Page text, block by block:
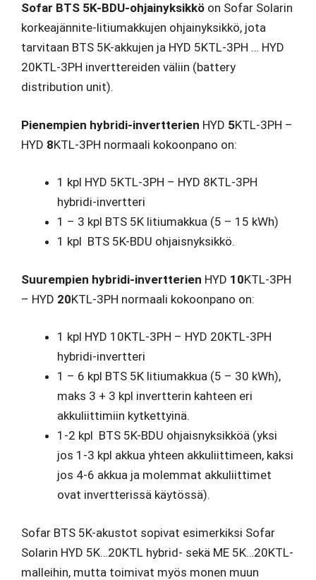
Sofar BTS 5K-BDU-ohjainyksikkö on Sofar Solarin
korkeajännite-litiumakkujen ohjainyksikkö, jota
tarvitaan BTS 5K-akkujen ja HYD 5KTL-3PH … HYD
20KTL-3PH inverttereiden väliin (battery
distribution unit).
Pienempien hybridi-invertterien HYD 5KTL-3PH –
HYD 8KTL-3PH normaali kokoonpano on:
1 kpl HYD 5KTL-3PH – HYD 8KTL-3PH
hybridi-invertteri
1 – 3 kpl BTS 5K litiumakkua (5 – 15 kWh)
1 kpl BTS 5K-BDU ohjaisnyksikkö.
Suurempien hybridi-invertterien HYD 10KTL-3PH
– HYD 20KTL-3PH normaali kokoonpano on:
1 kpl HYD 10KTL-3PH – HYD 20KTL-3PH
hybridi-invertteri
1 – 6 kpl BTS 5K litiumakkua (5 – 30 kWh),
maks 3 + 3 kpl invertterin kahteen eri
akkuliittimiin kytkettyinä.
1-2 kpl BTS 5K-BDU ohjaisnyksikköä (yksi
jos 1-3 kpl akkua yhteen akkuliittimeen, kaksi
jos 4-6 akkua ja molemmat akkuliittimet
ovat invertterissä käytössä).
Sofar BTS 5K-akustot sopivat esimerkiksi Sofar
Solarin HYD 5K…20KTL hybrid- sekä ME 5K…20KTL-
malleihin, mutta toimivat myös monen muun